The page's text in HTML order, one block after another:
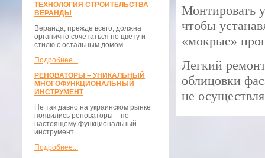
ТЕХНОЛОГИЯ СТРОИТЕЛЬСТВА
ВЕРАНДЫ
Веранда, прежде всего, должна
органично сочетаться по цвету и
стилю с остальным домом.
Подробнее...
РЕНОВАТОРЫ – УНИКАЛЬНЫЙ
МНОГОФУНКЦИОНАЛЬНЫЙ
ИНСТРУМЕНТ
Не так давно на украинском рынке
появились реноваторы – по-
настоящему функциональный
инструмент.
Подробнее...
Монтировать
чтобы
«мокрые»
Легкий
облицовки
не